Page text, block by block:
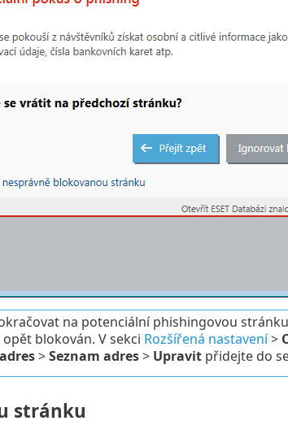
na potenciální phishingovou
blokován. V sekci Rozšířená nastavení>
>Seznam adres> Upravitpřidejte do
stránku